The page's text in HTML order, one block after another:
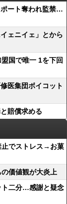
ポート奪われ監禁…
ェニイェ」とから
国で唯一 1を下回
医集団ボイコット
賠償求める
止でストレス→お菓
価値観が大炎上
ト二分…感謝と疑念